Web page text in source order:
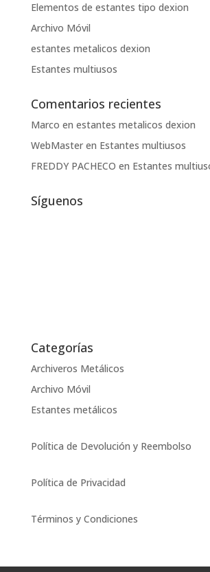
Elementos de estantes tipo dexion
Archivo Móvil
estantes metalicos dexion
Estantes multiusos
Comentarios recientes
Marco en estantes metalicos dexion
WebMasteren Estantes multiusos
FREDDY PACHECO en Estantes
Síguenos
Categorías
Archiveros Metálicos
Archivo Móvil
Estantes metálicos
Política de Devolución y Reembolso
Política de Privacidad
Términos y Condiciones